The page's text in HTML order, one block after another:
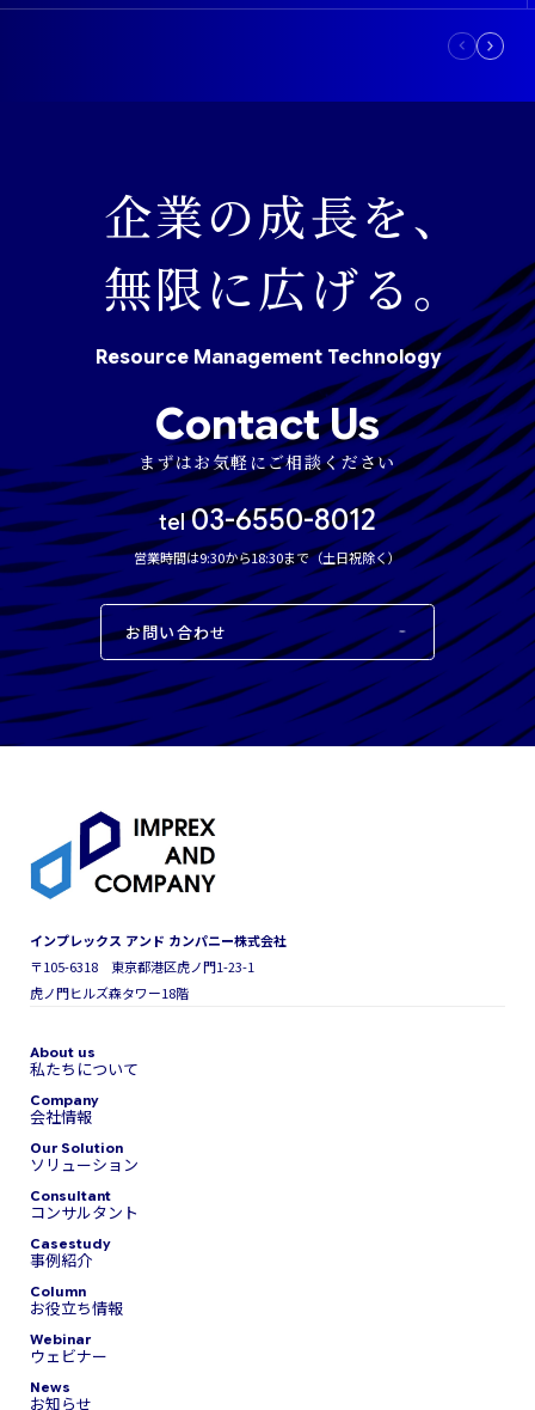
企業の成長を、
無限に広げる。
ResourceManagementTechnology
Contact Us
まずはお気軽にご相談ください
tel03-6550-8012
営業時間は9:30から18:30まで（土日祝除く）
お問い合わせ
インプレックス アンド カンパニー株式会社
〒105-6318 東京都港区虎ノ門1-23-1
虎ノ門ヒルズ森タワー18階
私たちについて
会社情報
ソリューション
コンサルタント
事例紹介
お役立ち情報
ウェビナー
お知らせ